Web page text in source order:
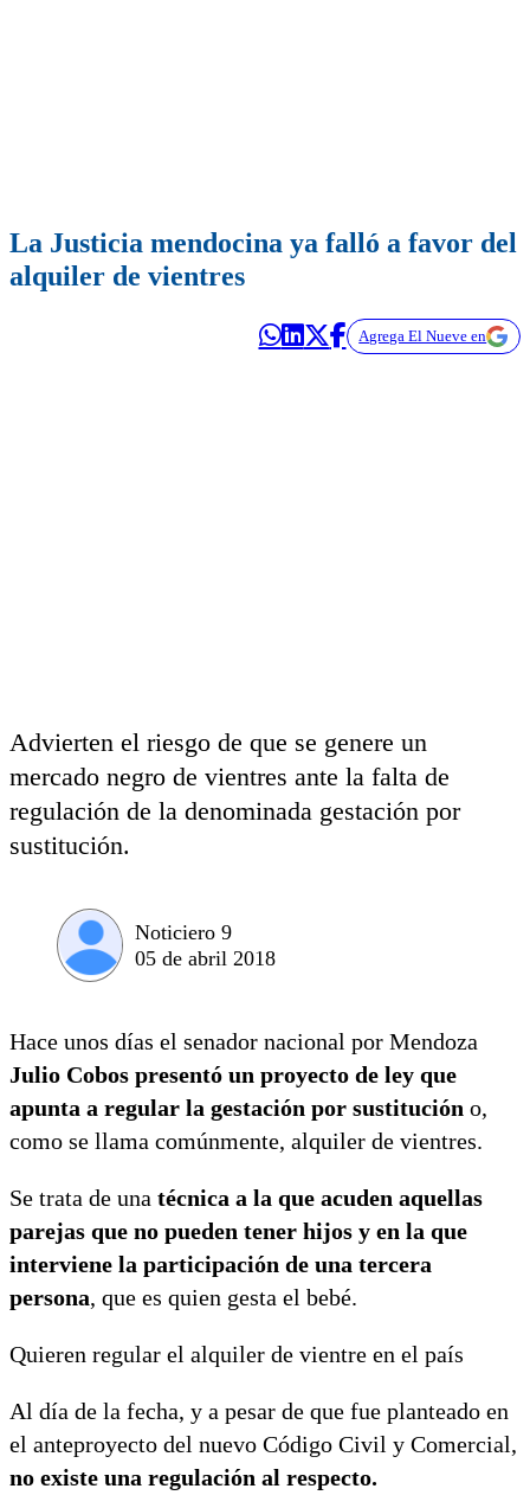
La Justicia mendocina ya falló a favor del
alquiler de vientres
Agrega El Nueve en
Advierten el riesgo de que se genere un
mercado negro de vientres ante la falta de
regulación de la denominada gestación por
sustitución.
Noticiero 9
05 de abril 2018
Hace unos días el senador nacional por Mendoza
Julio Cobos presentó un proyecto de ley que
apunta a regular la gestación por sustitución o,
como se llama comúnmente, alquiler de vientres.
Se trata de una técnica a la que acuden aquellas
parejas que no pueden tener hijos y en la que
interviene la participación de una tercera
persona, que es quien gesta el bebé.
Quieren regular el alquiler de vientre en el país
Al día de la fecha, y a pesar de que fue planteado en
el anteproyecto del nuevo Código Civil y Comercial,
no existe una regulación al respecto.